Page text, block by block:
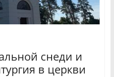
снеди и
в церкви